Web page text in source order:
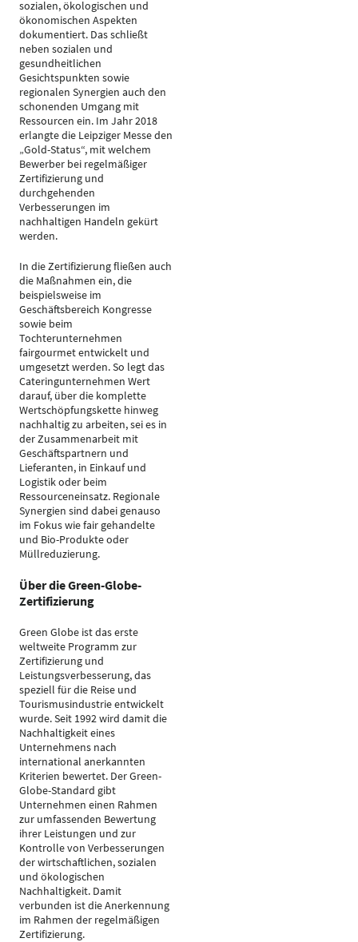
sozialen, ökologischen und
ökonomischen Aspekten
dokumentiert. Das schließt
neben sozialen und
gesundheitlichen
Gesichtspunkten sowie
regionalen Synergien auch den
schonenden Umgang mit
Ressourcen ein. Im Jahr 2018
erlangte die Leipziger Messe den
„Gold-Status“, mit welchem
Bewerber bei regelmäßiger
Zertifizierung und
durchgehenden
Verbesserungen im
nachhaltigen Handeln gekürt
werden.
In die Zertifizierung fließen auch
die Maßnahmen ein, die
beispielsweise im
Geschäftsbereich Kongresse
sowie beim
Tochterunternehmen
fairgourmet entwickelt und
umgesetzt werden. So legt das
Cateringunternehmen Wert
darauf, über die komplette
Wertschöpfungskette hinweg
nachhaltig zu arbeiten, sei es in
der Zusammenarbeit mit
Geschäftspartnern und
Lieferanten, in Einkauf und
Logistik oder beim
Ressourceneinsatz. Regionale
Synergien sind dabei genauso
im Fokus wie fair gehandelte
und Bio-Produkte oder
Müllreduzierung.
Über die Green-Globe-
Zertifizierung
Green Globe ist das erste
weltweite Programm zur
Zertifizierung und
Leistungsverbesserung, das
speziell für die Reise und
Tourismusindustrie entwickelt
wurde. Seit 1992 wird damit die
Nachhaltigkeit eines
Unternehmens nach
international anerkannten
Kriterien bewertet. Der Green-
Globe-Standard gibt
Unternehmen einen Rahmen
zur umfassenden Bewertung
ihrer Leistungen und zur
Kontrolle von Verbesserungen
der wirtschaftlichen, sozialen
und ökologischen
Nachhaltigkeit. Damit
verbunden ist die Anerkennung
im Rahmen der regelmäßigen
Zertifizierung.